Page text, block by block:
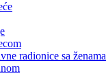
radionice sa ženama